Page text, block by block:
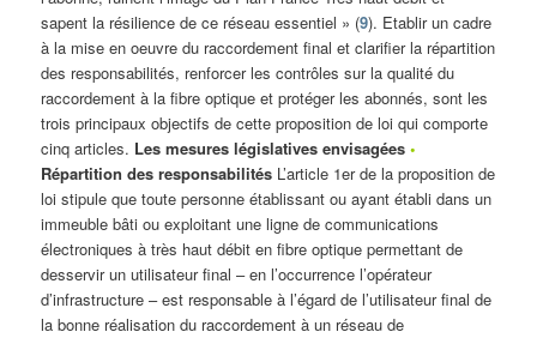
sapent la résilience de ce réseau essentiel » (9). Etablir un cadre
à la mise en oeuvre du raccordement final et clarifier la répartition
des responsabilités, renforcer les contrôles sur la qualité du
raccordement à la fibre optique et protéger les abonnés, sont les
trois principaux objectifs de cette proposition de loi qui comporte
cinq articles. Les mesures législatives envisagées•
Répartition des responsabilités L’article 1er de la proposition de
loi stipule que toute personne établissant ou ayant établi dans un
immeuble bâti ou exploitant une ligne de communications
électroniques à très haut débit en fibre optique permettant de
desservir un utilisateur final – en l’occurrence l’opérateur
d’infrastructure – est responsable à l’égard de l’utilisateur final de
la bonne réalisation du raccordement à un réseau de